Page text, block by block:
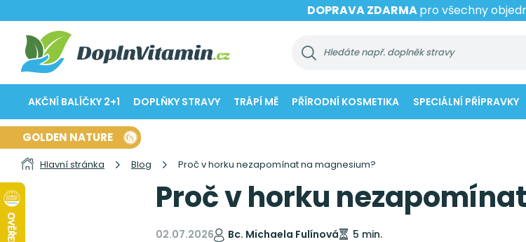
DOPRAVA ZDARMApro všechny
AKČNÍ BALÍČKY 2+1 DOPLŇKY STRAVY TRÁPÍ MĚ PŘÍRODNÍ KOSMETIKA SPECIÁLNÍ PŘÍPRAVKY
GOLDEN NATURE
Hlavní stránka Blog Proč v horku nezapomínat na magnesium?
Proč v horku
02.07.2026 Bc. Michaela Fulínová 5 min.